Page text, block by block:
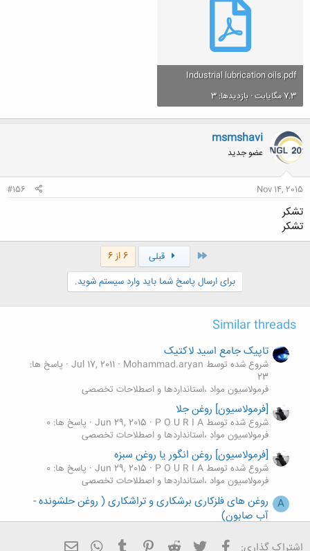
Industrial lubrication oils.pdf
7.3 مگایابت · بازدیدها: 3
msmshavi
عضو جدید
Nov 14, 2015
#156
تشکر
تشکر
اول قبلی
6 از 6
برای ارسال پاسخ شما باید وارد سیستم شوید.
Similar threads
تاپیک جامع اسید لاکتیک
شروع شده توسط Mohammad.aryan Jul 17, 2011 پاسخ ها:
23
فرمولاسيون مواد ،استانداردها و اصطلاحات تخصصی
[فرمولاسیون] روغن جلا
شروع شده توسط P O U R I A Jun 29, 2015 پاسخ ها: 0
فرمولاسيون مواد ،استانداردها و اصطلاحات تخصصی
[فرمولاسیون] روغن انگور یا روغن سبزه
شروع شده توسط P O U R I A Jun 29, 2015 پاسخ ها: 0
فرمولاسيون مواد ،استانداردها و اصطلاحات تخصصی
A روغن های فلزکاری برشکاری و تراشکاری ( روغن حلشونده -
آب صابون)
فرمولاسيون مواد ،استانداردها و اصطلاحات تخصصیاشتراک گذاری: فیسبوک تویتر Reddit
Pinterest
Tumblr
WhatsApp